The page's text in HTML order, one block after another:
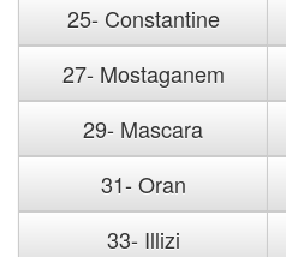
25- Constantine
27- Mostaganem
29- Mascara
31- Oran
33- Illizi